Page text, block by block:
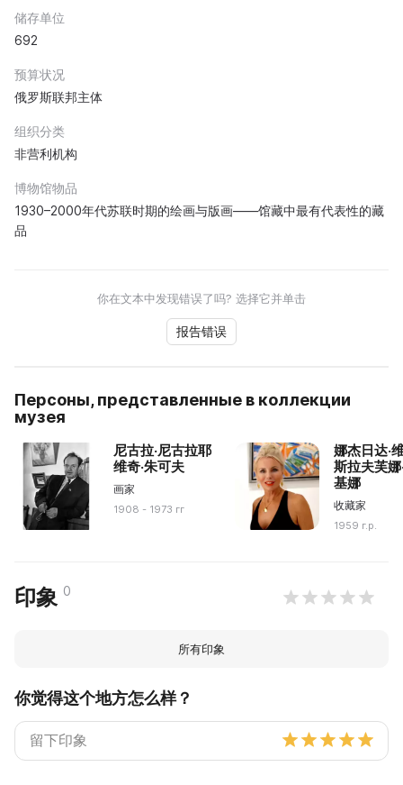
储存单位
692
预算状况
俄罗斯联邦主体
组织分类
非营利机构
博物馆物品
1930–2000年代苏联时期的绘画与版画——馆藏中最有代表性的藏
品
你在文本中发现错误了吗? 选择它并单击
报告错误
Персоны, представленные в коллекции
музея
尼古拉·尼古拉耶
维奇·朱可夫
画家
1908 - 1973 гг
娜杰日达·
斯拉夫芙娜
基娜
收藏家
1959 г.р.
印象 0
所有印象
你觉得这个地方怎么样？